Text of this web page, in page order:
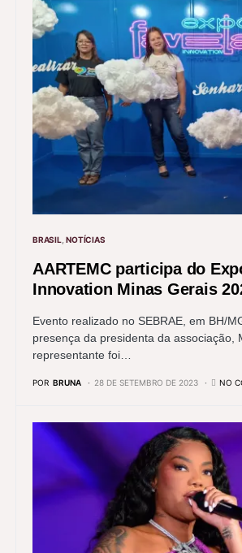
BRASIL NOTÍCIAS
AARTEMC participa do
Innovation Minas Gerais
Evento realizado no SEBRAE, em BH/
presença da presidenta da associação,
representante foi…
POR BRUNA 28 DE SETEMBRO DE 2023 NO